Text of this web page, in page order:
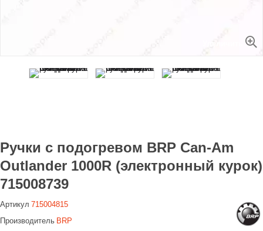
Ручки с подогревом BRP Can-Am
Outlander 1000R (электронный курок)
715008739
Артикул 715004815
Производитель BRP